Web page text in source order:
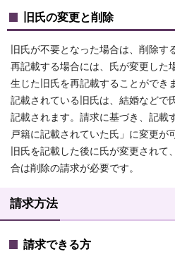
旧氏の変更と削除
旧氏が不要となった場合は、削除す
再記載する場合には、氏が変更した
生じた旧氏を再記載することができ
記載されている旧氏は、結婚などで
記載されます。請求に基づき、記載
戸籍に記載されていた氏」に変更が
旧氏を記載した後に氏が変更され
合は削除の請求が必要です。
請求方法
請求できる方